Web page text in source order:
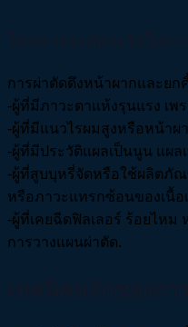
การผ่าตัดดึงหน้าผากและยก
-ผู้ที่มีภาวะตาแห้งรุนแรง เพ
-ผู้ที่มีแนวไรผมสูงหรือหน้าผ
-ผู้ที่มีประวัติแผลเป็นนูน แผ
-ผู้ที่สูบบุหรี่จัดหรือใช้ผลิตภัณ
หรือภาวะแทรกซ้อนของเนื้อ
-ผู้ที่เคยฉีดฟิลเลอร์ ร้อยไหม
การวางแผนผ่าตัด.